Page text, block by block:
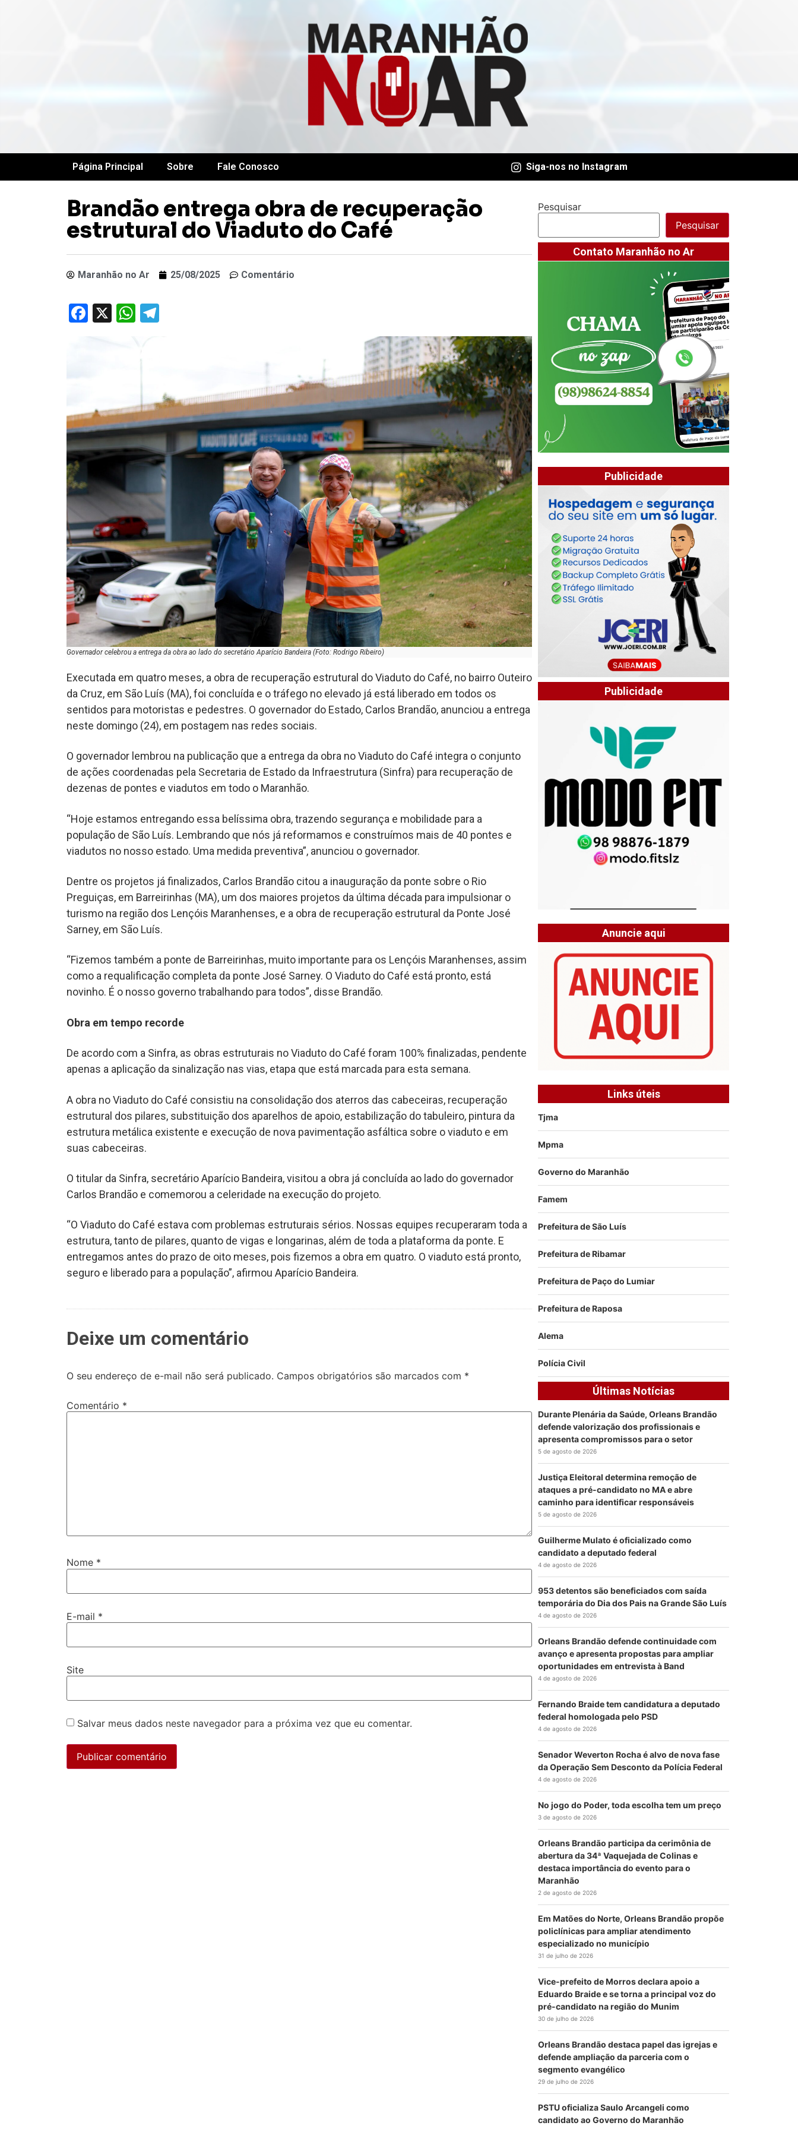
Página Principal Sobre Fale Conosco Siga-nos no Instagram
Brandão entrega obra de recuperação
estrutural do Viaduto do Café
Maranhão no Ar 25/08/2025 Comentário
Facebook
X WhatsApp
Governador celebrou a entrega da obra ao lado do secretário Aparício Bandeira (Foto: Rodrigo Ribeiro)
Executada em quatro meses, a obra de recuperação estrutural do Viaduto do Café, no bairro Outeiro
da Cruz, em São Luís (MA), foi concluída e o tráfego no elevado já está liberado em todos os
sentidos para motoristas e pedestres. O governador do Estado, Carlos Brandão, anunciou a entrega
neste domingo (24), em postagem nas redes sociais.
O governador lembrou na publicação que a entrega da obra no Viaduto do Café integra o conjunto
de ações coordenadas pela Secretaria de Estado da Infraestrutura (Sinfra) para recuperação de
dezenas de pontes e viadutos em todo o Maranhão.
“Hoje estamos entregando essa belíssima obra, trazendo segurança e mobilidade para a
população de São Luís. Lembrando que nós já reformamos e construímos mais de 40 pontes e
viadutos no nosso estado. Uma medida preventiva”, anunciou o governador.
Dentre os projetos já finalizados, Carlos Brandão citou a inauguração da ponte sobre o Rio
Preguiças, em Barreirinhas (MA), um dos maiores projetos da última década para impulsionar o
turismo na região dos Lençóis Maranhenses, e a obra de recuperação estrutural da Ponte José
Sarney, em São Luís.
“Fizemos também a ponte de Barreirinhas, muito importante para os Lençóis Maranhenses, assim
como a requalificação completa da ponte José Sarney. O Viaduto do Café está pronto, está
novinho. É o nosso governo trabalhando para todos”, disse Brandão.
Obra em tempo recorde
De acordo com a Sinfra, as obras estruturais no Viaduto do Café foram 100% finalizadas, pendente
apenas a aplicação da sinalização nas vias, etapa que está marcada para esta semana.
A obra no Viaduto do Café consistiu na consolidação dos aterros das cabeceiras, recuperação
estrutural dos pilares, substituição dos aparelhos de apoio, estabilização do tabuleiro, pintura da
estrutura metálica existente e execução de nova pavimentação asfáltica sobre o viaduto e em
suas cabeceiras.
O titular da Sinfra, secretário Aparício Bandeira, visitou a obra já concluída ao lado do governador
Carlos Brandão e comemorou a celeridade na execução do projeto.
“O Viaduto do Café estava com problemas estruturais sérios. Nossas equipes recuperaram toda a
estrutura, tanto de pilares, quanto de vigas e longarinas, além de toda a plataforma da ponte. E
entregamos antes do prazo de oito meses, pois fizemos a obra em quatro. O viaduto está pronto,
seguro e liberado para a população”, afirmou Aparício Bandeira.
Deixe um comentário
O seu endereço de e-mail não será publicado. Campos obrigatórios são marcados com *
Comentário *
Nome *
E-mail *
Site
Salvar meus dados neste navegador para a próxima vez que eu comentar.
Pesquisar
Pesquisar
Contato Maranhão no Ar
Publicidade
Publicidade
Anuncie aqui
Links úteis
Tjma
Mpma
Governo do Maranhão
Famem
Prefeitura de São Luís
Prefeitura de Ribamar
Prefeitura de Paço do Lumiar
Prefeitura de Raposa
Alema
Polícia Civil
Últimas Notícias
Durante Plenária da Saúde, Orleans Brandão
defende valorização dos profissionais e
apresenta compromissos para o setor
5 de agosto de 2026
Justiça Eleitoral determina remoção de
ataques a pré-candidato no MA e abre
caminho para identificar responsáveis
5 de agosto de 2026
Guilherme Mulato é oficializado como
candidato a deputado federal
4 de agosto de 2026
953 detentos são beneficiados com saída
temporária do Dia dos Pais na Grande São Luís
4 de agosto de 2026
Orleans Brandão defende continuidade com
avanço e apresenta propostas para ampliar
oportunidades em entrevista à Band
4 de agosto de 2026
Fernando Braide tem candidatura a deputado
federal homologada pelo PSD
4 de agosto de 2026
Senador Weverton Rocha é alvo de nova fase
da Operação Sem Desconto da Polícia Federal
4 de agosto de 2026
No jogo do Poder, toda escolha tem um preço
3 de agosto de 2026
Orleans Brandão participa da cerimônia de
abertura da 34ª Vaquejada de Colinas e
destaca importância do evento para o
Maranhão
2 de agosto de 2026
Em Matões do Norte, Orleans Brandão propõe
policlínicas para ampliar atendimento
especializado no município
31 de julho de 2026
Vice-prefeito de Morros declara apoio a
Eduardo Braide e se torna a principal voz do
pré-candidato na região do Munim
30 de julho de 2026
Orleans Brandão destaca papel das igrejas e
defende ampliação da parceria com o
segmento evangélico
29 de julho de 2026
PSTU oficializa Saulo Arcangeli como
candidato ao Governo do Maranhão